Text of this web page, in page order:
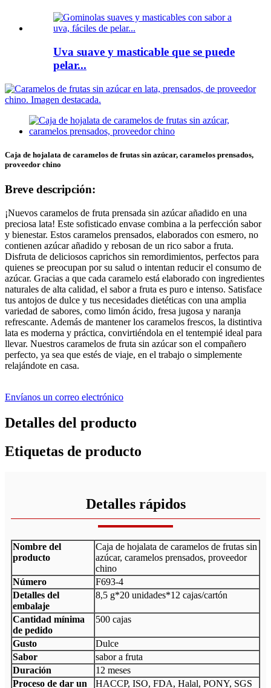
Uva suave y masticable que se puede
pelar...
Caja de hojalata de caramelos de frutas sin azúcar, caramelos prensados,
proveedor chino
Breve descripción:
¡Nuevos caramelos de fruta prensada sin azúcar añadido en una
preciosa lata! Este sofisticado envase combina a la perfección sabor
y bienestar. Estos caramelos prensados, elaborados con esmero, no
contienen azúcar añadido y rebosan de un rico sabor a fruta.
Disfruta de deliciosos caprichos sin remordimientos, perfectos para
quienes se preocupan por su salud o intentan reducir el consumo de
azúcar. Gracias a que cada caramelo está elaborado con ingredientes
naturales de alta calidad, el sabor a fruta es puro e intenso. Satisface
tus antojos de dulce y tus necesidades dietéticas con una amplia
variedad de sabores, como limón ácido, fresa jugosa y naranja
refrescante. Además de mantener los caramelos frescos, la distintiva
lata es moderna y práctica, convirtiéndola en el tentempié ideal para
llevar. Nuestros caramelos de fruta sin azúcar son el compañero
perfecto, ya sea que estés de viaje, en el trabajo o simplemente
relajándote en casa.
Envíanos un correo electrónico
Detalles del producto
Etiquetas de producto
Detalles rápidos
Nombre del
producto
Caja de hojalata de caramelos de frutas sin
azúcar, caramelos prensados, proveedor
chino
Número
F693-4
Detalles del
embalaje
8,5 g*20 unidades*12 cajas/cartón
Cantidad mínima
de pedido
500 cajas
Gusto
Dulce
Sabor
sabor a fruta
Duración
12 meses
Proceso de dar un
HACCP, ISO, FDA, Halal, PONY, SGS